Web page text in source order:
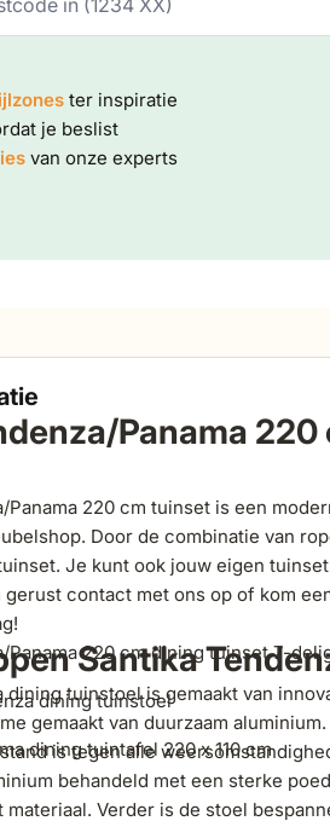
ter inspiratie
je beslist
van onze experts
Panama
Panama 220 cm tuinset is een
Door de combinatie van
Je kunt ook jouw eigen
contact met ons op of kom
Panama 220 cm dining tuinset 7-
dining tuinstoel
dining tuintafel 220 x 110 cm
Santika
dining tuinstoel is gemaakt van
gemaakt van duurzaam
is tegen alle
behandeld met een sterke
Verder is de stoel